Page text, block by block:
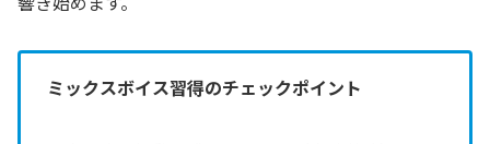
ミックスボイス習得のチェックポイント